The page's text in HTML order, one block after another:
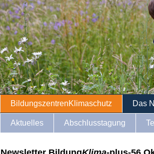
BildungszentrenKlimaschutz Das
Aktuelles Abschlusstagung